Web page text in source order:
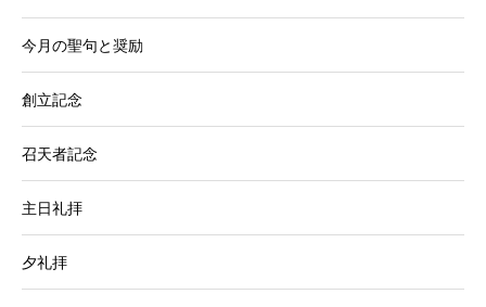
今月の聖句と奨励
創立記念
召天者記念
主日礼拝
夕礼拝